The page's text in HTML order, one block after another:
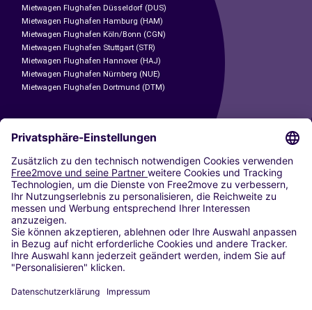
Mietwagen Flughafen Düsseldorf (DUS)
Mietwagen Flughafen Hamburg (HAM)
Mietwagen Flughafen Köln/Bonn (CGN)
Mietwagen Flughafen Stuttgart (STR)
Mietwagen Flughafen Hannover (HAJ)
Mietwagen Flughafen Nürnberg (NUE)
Mietwagen Flughafen Dortmund (DTM)
CARSHARING
UNSERE STÄDTE
Paris
Madrid
Washington DC
Mailand
Rom
Turin
Wien
Berlin
Düsseldorf